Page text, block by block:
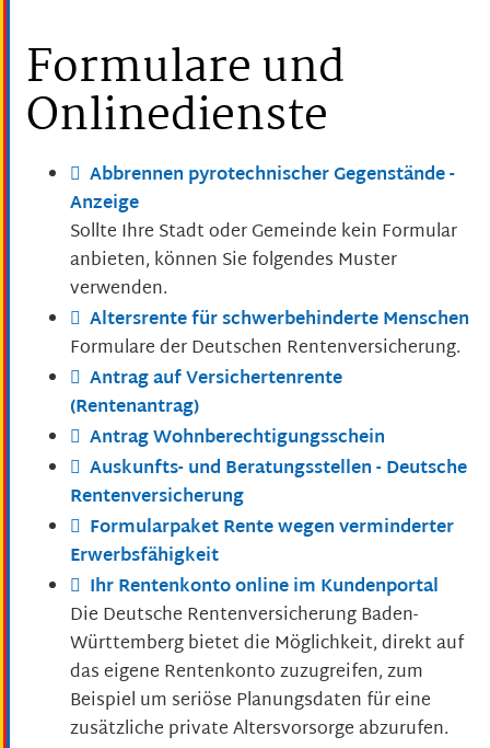
Formulare und
Onlinedienste
Abbrennen pyrotechnischer Gegenstände -
Anzeige
Sollte Ihre Stadt oder Gemeinde kein Formular
anbieten, können Sie folgendes Muster
verwenden.
Altersrente für schwerbehinderte Menschen
Formulare der Deutschen Rentenversicherung.
Antrag auf Versichertenrente
(Rentenantrag)
Antrag Wohnberechtigungsschein
Auskunfts- und Beratungsstellen - Deutsche
Rentenversicherung
Formularpaket Rente wegen verminderter
Erwerbsfähigkeit
Ihr Rentenkonto online im Kundenportal
Die Deutsche Rentenversicherung Baden-
Württemberg bietet die Möglichkeit, direkt auf
das eigene Rentenkonto zuzugreifen, zum
Beispiel um seriöse Planungsdaten für eine
zusätzliche private Altersvorsorge abzurufen.